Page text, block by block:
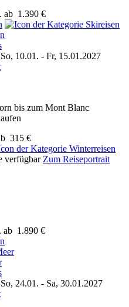
ab 1.390 €
So, 10.01. - Fr, 15.01.2027
bis zum Mont Blanc
315 €
verfügbar Zum Reiseportrait
ab 1.890 €
So, 24.01. - Sa, 30.01.2027